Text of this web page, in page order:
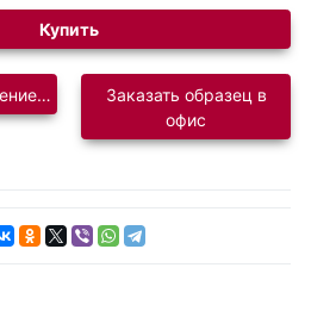
Купить
логотипаЗаказать образец в
офис